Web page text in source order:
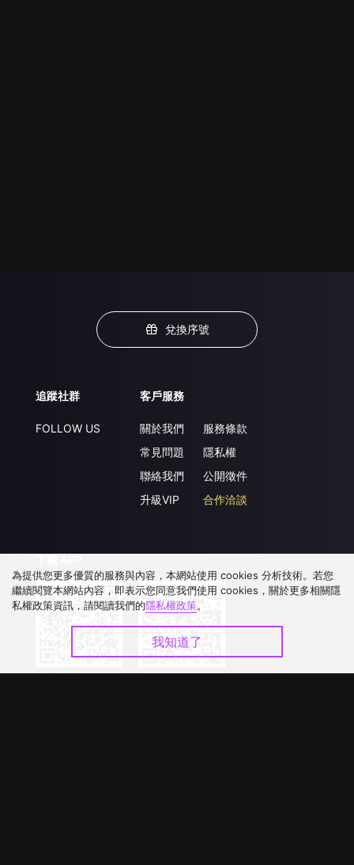
兌換序號
追蹤社群
FOLLOW US
客戶服務
關於我們
常見問題
聯絡我們
升級VIP
服務條款
隱私權
公開徵件
合作洽談
為提供您更多優質的服務與內容，本網站使用 cookies 分析技術。若您
繼續閱覽本網站內容，即表示您同意我們使用 cookies，關於更多相關隱
私權政策資訊，請閱讀我們的隱私權政策。
我知道了